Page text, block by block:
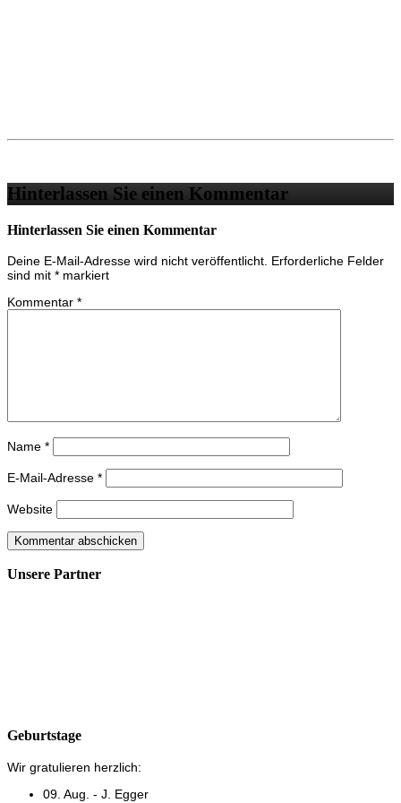
Hinterlassen Sie einen Kommentar
Hinterlassen Sie einen Kommentar
Deine E-Mail-Adresse wird nicht veröffentlicht. Erforderliche Felder
sind mit * markiert
Kommentar *
Name *
E-Mail-Adresse *
Website
Unsere Partner
Geburtstage
Wir gratulieren herzlich:
09. Aug. - J. Egger